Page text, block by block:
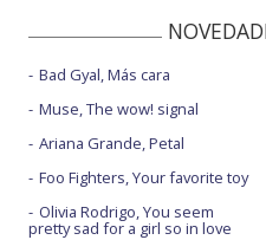
Bad Gyal, Más cara
Muse, The wow! signal
Ariana Grande, Petal
Foo Fighters, Your favorite toy
Olivia Rodrigo, You seem
pretty sad for a girl so in love